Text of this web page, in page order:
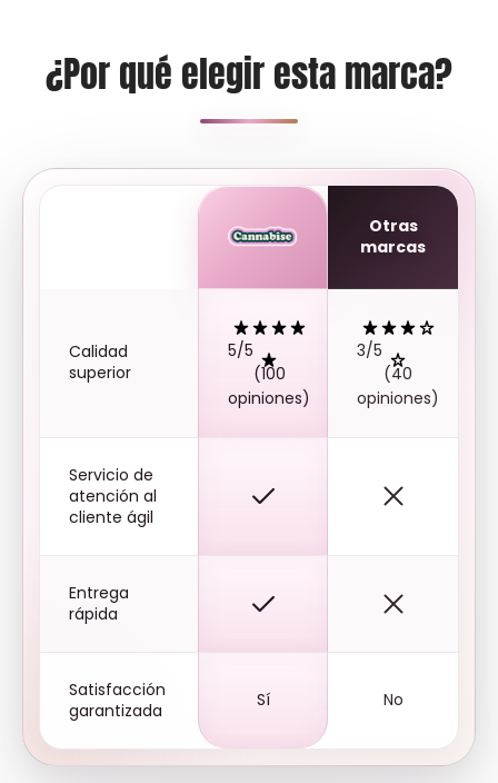
¿Por qué elegir esta marca?
Otras
marcas
Calidad
superior
5/5
(100
opiniones)
3/5
(40
opiniones)
Servicio de
atención al
cliente ágil
Entrega
rápida
Satisfacción
garantizada
Sí No